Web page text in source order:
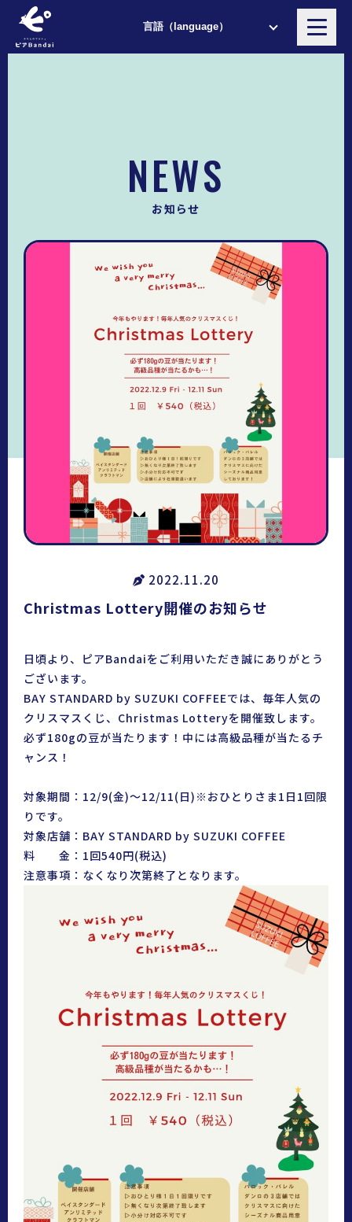
NEWS
お知らせ
2022.11.20
Christmas Lottery開催のお知らせ
日頃より、ピアBandaiをご利用いただき誠にありがとう
ございます。
BAY STANDARD by SUZUKI COFFEEでは、毎年人気の
クリスマスくじ、Christmas Lotteryを開催致します。
必ず180gの豆が当たります！中には高級品種が当たるチ
ャンス！
対象期間：12/9(金)〜12/11(日)※おひとりさま1日1回限
りです。
対象店舗：BAY STANDARD by SUZUKI COFFEE
料 金：1回540円(税込)
注意事項：なくなり次第終了となります。